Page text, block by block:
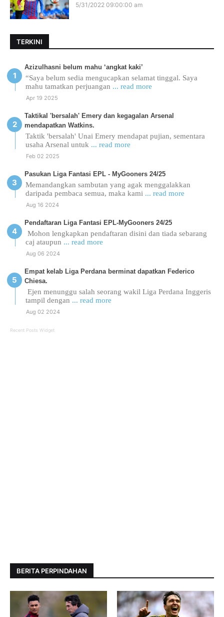
5/31/2022 09:00:00 am
TERKINI
Azizulhasni belum mahu ‘angkat kaki’
“Saya belum sedia mengucapkan selamat tinggal. Saya
mahu tamatkan perjuangan ... read more
Apr 19 2025
Taktikal 'bersalah' Emery dan kegagalan Arsenal
mendapatkan Watkins.
Taktik 'bersalah' Unai Emery mendapat pujian, sementara
usaha Arsenal untuk ... read more
Feb 02 2025
Pasukan Liga Fantasi EPL - MyGooners 24/25
Memandangkan sambutan yang agak menggalakkan
daripada pembaca semua, maka kami ... read more
Aug 16 2024
Pendaftaran Liga Fantasi EPL-MyGooners 24/25
Mohon lengkapkan pendaftaran disini dan tiada sebarang
caj ataupun ... read more
Aug 06 2024
Empat kelab Liga Perdana berminat dapatkan Federico
Chiesa.
Ejen menunggu salah seorang wakil Liga Perdana Inggeris
tampil dengan ... read more
Aug 02 2024
Recent Posts Widget
BERITA PERPINDAHAN